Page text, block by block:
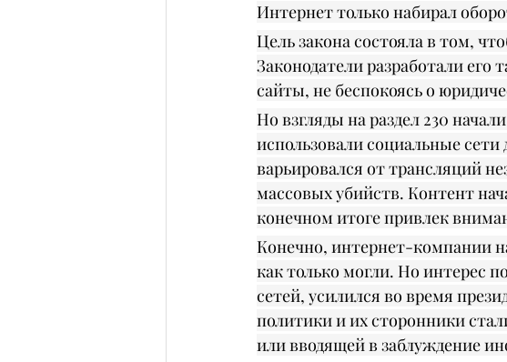
Интернет только набирал
Цель закона состояла в том,
Законодатели разработали
сайты, не беспокоясь о
Но взгляды на раздел 230
использовали социальные
варьировался от трансляций
массовых убийств. Контент
конечном итоге привлек
Конечно, интернет-компании
как только могли. Но интерес
сетей, усилился во время
политики и их сторонники
или вводящей в заблуждение